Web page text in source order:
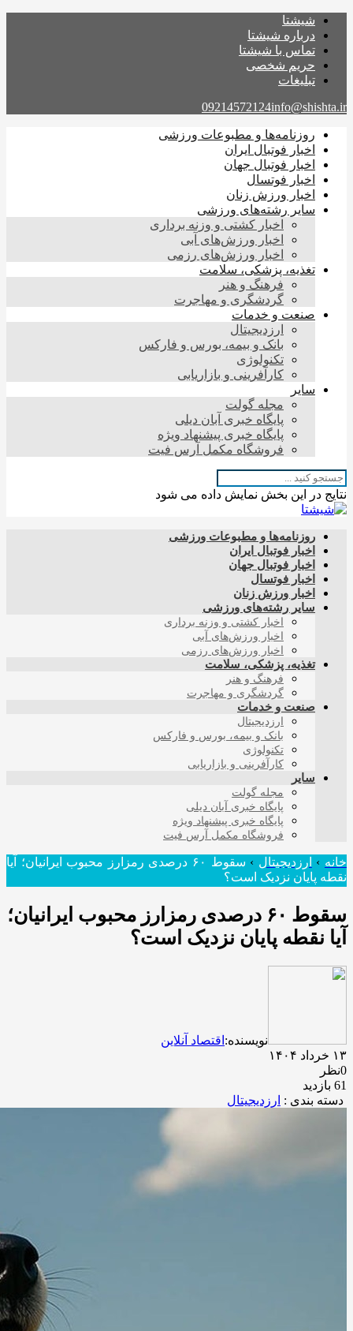
شیشتا
درباره شیشتا
تماس با شیشتا
حریم شخصی
تبلیغات
09214572124info@shishta.ir
روزنامه‌ها و مطبوعات ورزشی
اخبار فوتبال ایران
اخبار فوتبال جهان
اخبار فوتسال
اخبار ورزش زنان
سایر رشته‌های ورزشی
اخبار کشتی و وزنه برداری
اخبار ورزش‌های آبی
اخبار ورزش‌های رزمی
تغذیه، پزشکی، سلامت
فرهنگ و هنر
گردشگری و مهاجرت
صنعت و خدمات
ارزدیجیتال
بانک و بیمه، بورس و فارکس
تکنولوژی
کارآفرینی و بازاریابی
سایر
مجله گولت
پایگاه خبری آبان دیلی
پایگاه خبری پیشنهاد ویژه
فروشگاه مکمل آرس فیت
نتایج در این بخش نمایش داده می شود
روزنامه‌ها و مطبوعات ورزشی
اخبار فوتبال ایران
اخبار فوتبال جهان
اخبار فوتسال
اخبار ورزش زنان
سایر رشته‌های ورزشی
اخبار کشتی و وزنه برداری
اخبار ورزش‌های آبی
اخبار ورزش‌های رزمی
تغذیه، پزشکی، سلامت
فرهنگ و هنر
گردشگری و مهاجرت
صنعت و خدمات
ارزدیجیتال
بانک و بیمه، بورس و فارکس
تکنولوژی
کارآفرینی و بازاریابی
سایر
مجله گولت
پایگاه خبری آبان دیلی
پایگاه خبری پیشنهاد ویژه
فروشگاه مکمل آرس فیت
خانه › ارزدیجیتال ›
سقوط ۶۰ درصدی رمزارز محبوب ایرانیان؛ آیا
نقطه پایان نزدیک است؟
سقوط ۶۰ درصدی رمزارز محبوب ایرانیان؛
آیا نقطه پایان نزدیک است؟
نویسنده: اقتصاد آنلاین
۱۳ خرداد ۱۴۰۴
0نظر
61 بازدید
دسته بندی : ارزدیجیتال